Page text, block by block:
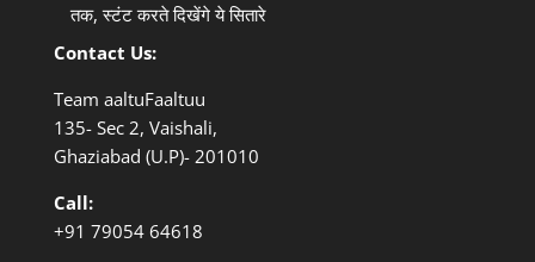
तक, स्टंट करते दिखेंगे ये सितारे
Contact Us:
Team aaltuFaaltuu
135- Sec 2, Vaishali,
Ghaziabad (U.P)- 201010
Call:
+91 79054 64618